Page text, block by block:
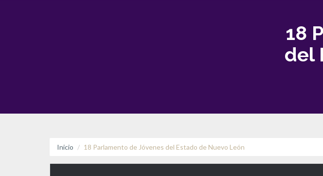
18
del
Inicio 18 Parlamento de Jóvenes del Estado de Nuevo León